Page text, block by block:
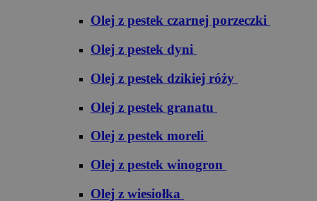
Olej z pestek czarnej porzeczki
Olej z pestek dyni
Olej z pestek dzikiej róży
Olej z pestek granatu
Olej z pestek moreli
Olej z pestek winogron
Olej z wiesiołka